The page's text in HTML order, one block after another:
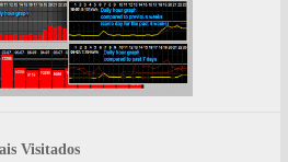
Visitados